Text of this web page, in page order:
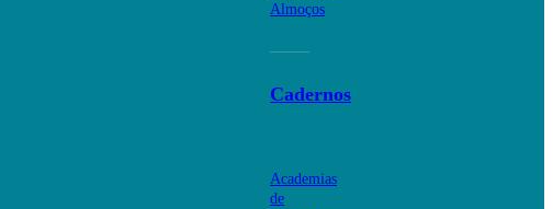
Almoços
Cadernos
Academias
de